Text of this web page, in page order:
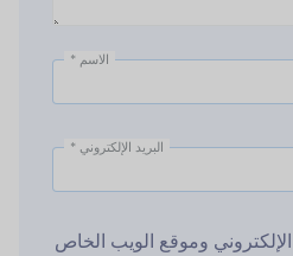
الاسم *
البريد الإلكتروني *
وموقع الويب الخاص